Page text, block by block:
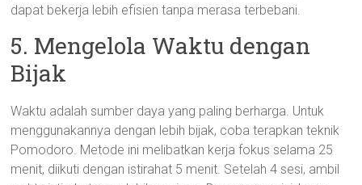
dapat bekerja lebih efisien tanpa merasa terbebani.
5. Mengelola Waktu dengan
Bijak
Waktu adalah sumber daya yang paling berharga. Untuk
menggunakannya dengan lebih bijak, coba terapkan teknik
Pomodoro. Metode ini melibatkan kerja fokus selama 25
menit, diikuti dengan istirahat 5 menit. Setelah 4 sesi, ambil